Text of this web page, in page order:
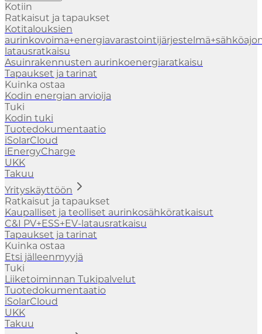
Kotiin
Ratkaisut ja tapaukset
Kotitalouksien
latausratkaisu
Asuinrakennusten aurinkoenergiaratkaisu
Tapaukset ja tarinat
Kuinka ostaa
Kodin energian arvioija
Tuki
Kodin tuki
Tuotedokumentaatio
iSolarCloud
iEnergyCharge
UKK
Takuu
Yrityskäyttöön
Ratkaisut ja tapaukset
Kaupalliset ja teolliset aurinkosähköratkaisut
C&I PV+ESS+EV-latausratkaisu
Tapaukset ja tarinat
Kuinka ostaa
Etsi jälleenmyyjä
Tuki
Liiketoiminnan Tukipalvelut
Tuotedokumentaatio
iSolarCloud
UKK
Takuu